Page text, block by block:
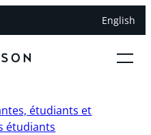
English
étudiants et
étudiants